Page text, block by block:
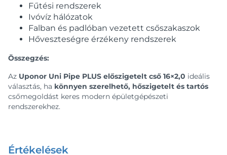
Fűtési rendszerek
Ivóvíz hálózatok
Falban és padlóban vezetett csőszakaszok
Hőveszteségre érzékeny rendszerek
Összegzés:
Az Uponor Uni Pipe PLUS előszigetelt cső 16×2,0 ideális
választás, ha könnyen szerelhető, hőszigetelt és tartós
csőmegoldást keres modern épületgépészeti
rendszerekhez.
Értékelések